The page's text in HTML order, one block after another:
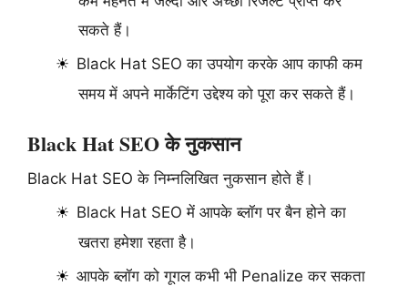
सकते हैं।
Black Hat SEO का उपयोग करके आप काफी कम
समय में अपने मार्केटिंग उद्देश्य को पूरा कर सकते हैं।
Black Hat SEO के नुकसान
Black Hat SEO के निम्नलिखित नुकसान होते हैं।
Black Hat SEO में आपके ब्लॉग पर बैन होने का
खतरा हमेशा रहता है।
आपके ब्लॉग को गूगल कभी भी Penalize कर सकता